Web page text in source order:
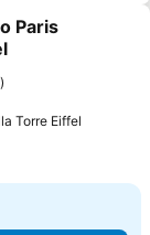
Paris
Torre Eiffel